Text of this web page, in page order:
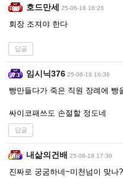
호드만세 25-06-18 16:26
회장 조져야 한다
답글
임시닉376 25-06-18 16:36
빵만들다가 죽은 직원 장례에 빵
싸이코패쓰도 손절할 정도네
답글
내삶의건배 25-06-18 17:36
진짜로 궁굼하네~미천넘이 맞나